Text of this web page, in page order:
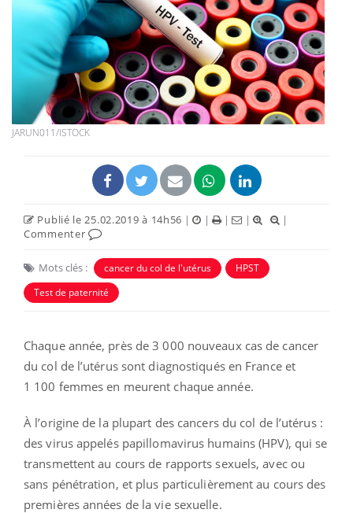
JARUN011/ISTOCK
Publié le 25.02.2019 à 14h56 | | | |
|
Commenter
Mots clés : cancer du col de l'utérus
HPST
Test de paternité
Chaque année, près de 3 000 nouveaux cas de cancer
du col de l’utérus sont diagnostiqués en France et
1 100 femmes en meurent chaque année.
À l’origine de la plupart des cancers du col de l’utérus :
des virus appelés papillomavirus humains (HPV), qui se
transmettent au cours de rapports sexuels, avec ou
sans pénétration, et plus particulièrement au cours des
premières années de la vie sexuelle.